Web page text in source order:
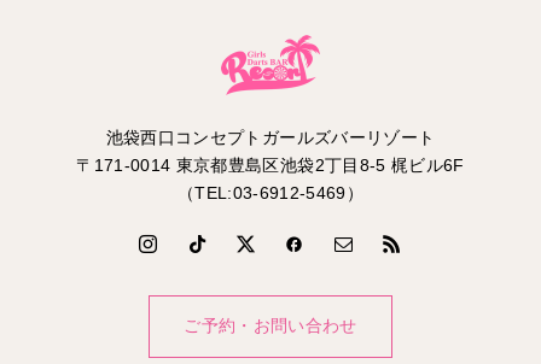
池袋西口コンセプトガールズバーリゾート
〒171-0014 東京都豊島区池袋2丁目8-5 梶ビル6F
（TEL:03-6912-5469）
ご予約・お問い合わせ